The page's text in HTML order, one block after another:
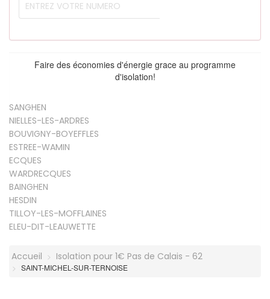
Faire des économies d'énergie grace au programme
d'isolation!
SANGHEN
NIELLES-LES-ARDRES
BOUVIGNY-BOYEFFLES
ESTREE-WAMIN
ECQUES
WARDRECQUES
BAINGHEN
HESDIN
TILLOY-LES-MOFFLAINES
ELEU-DIT-LEAUWETTE
Accueil Isolation pour 1€ Pas de Calais - 62
SAINT-MICHEL-SUR-TERNOISE